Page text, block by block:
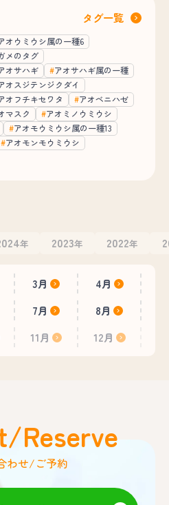
タグ一覧
オウミウシ属の一種6
メのタグ
オサハギ
アオサハギ属の一種
オスジテンジクダイ
オフチキセワタ
アオベニハゼ
マスク
アオミノウミウシ
アオモウミウシ属の一種13
アオモンモウミウシ
年 2023年 2022年
3月
4月
7月
8月
11月 12月
Reserve
わせ/ご予約